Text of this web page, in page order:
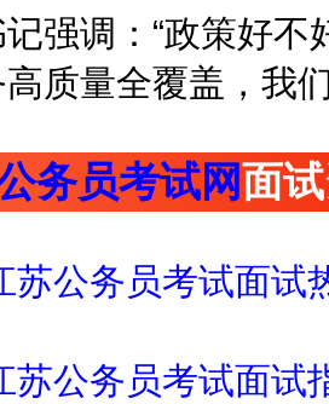
调：“政策好不
质量全覆盖，我
务员考试网面
苏公务员考试面试
苏公务员考试面试